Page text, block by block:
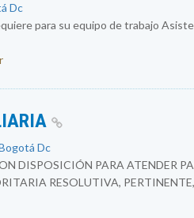
Dc
para su equipo de trabajo
Dc
DISPOSICIÓN PARA ATENDER
RESOLUTIVA,